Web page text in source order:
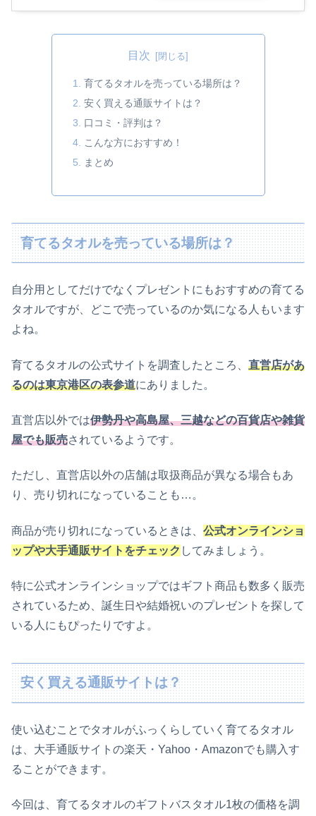
目次
育てるタオルを売っている場所は？
安く買える通販サイトは？
口コミ・評判は？
こんな方におすすめ！
まとめ
育てるタオルを売っている場所は？
自分用としてだけでなくプレゼントにもおすすめの育てる
タオルですが、どこで売っているのか気になる人もいます
よね。
育てるタオルの公式サイトを調査したところ、 直営店があ
るのは東京港区の表参道にありました。
直営店以外では伊勢丹や高島屋、三越などの百貨店や雑貨
屋でも販売されているようです。
ただし、直営店以外の店舗は取扱商品が異なる場合もあ
り、売り切れになっていることも…。
商品が売り切れになっているときは、 公式オンラインショ
ップや大手通販サイトをチェック してみましょう。
特に公式オンラインショップではギフト商品も数多く販売
されているため、誕生日や結婚祝いのプレゼントを探して
いる人にもぴったりですよ。
安く買える通販サイトは？
使い込むことでタオルがふっくらしていく育てるタオル
は、大手通販サイトの楽天・Yahoo・Amazonでも購入す
ることができます。
今回は、育てるタオルのギフトバスタオル1枚の価格を調